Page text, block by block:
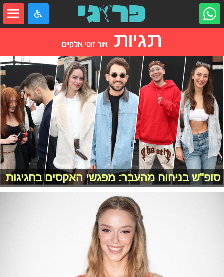
תגיות אור זוטי אלקיים
סופ"ש בניחוח מהעבר: מפגשי האקסים בחגיגות